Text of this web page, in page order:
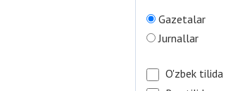
Gazetalar
Jurnallar
O'zbek tilida